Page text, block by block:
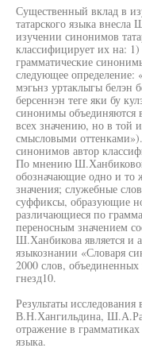
Существенный вклад в
татарского языка
изучении синонимов
классифицирует их на:
грамматические
следующее определение:
мэгьнз уртаклыгы белэн
берсеннэн теге яки бу
синонимы объединяются
всех значению, но в той
смысловыми
синонимов автор
По мнению
обозначающие одно и то
значения; служебные
суффиксы, образующие
различающиеся по
переносным значением
Ш.Ханбикова является и
языкознании «Словаря
2000 слов,
гнезд10.
Результаты
В.Н.Хангильдина,
отражение в
языка.